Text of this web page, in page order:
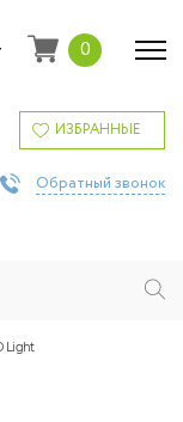
0
ИЗБРАННЫЕ
Обратный звонок
Light